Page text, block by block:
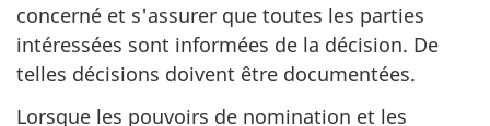
concerné et s'assurer que toutes les parties
intéressées sont informées de la décision. De
telles décisions doivent être documentées.
Lorsque les pouvoirs de nomination et les